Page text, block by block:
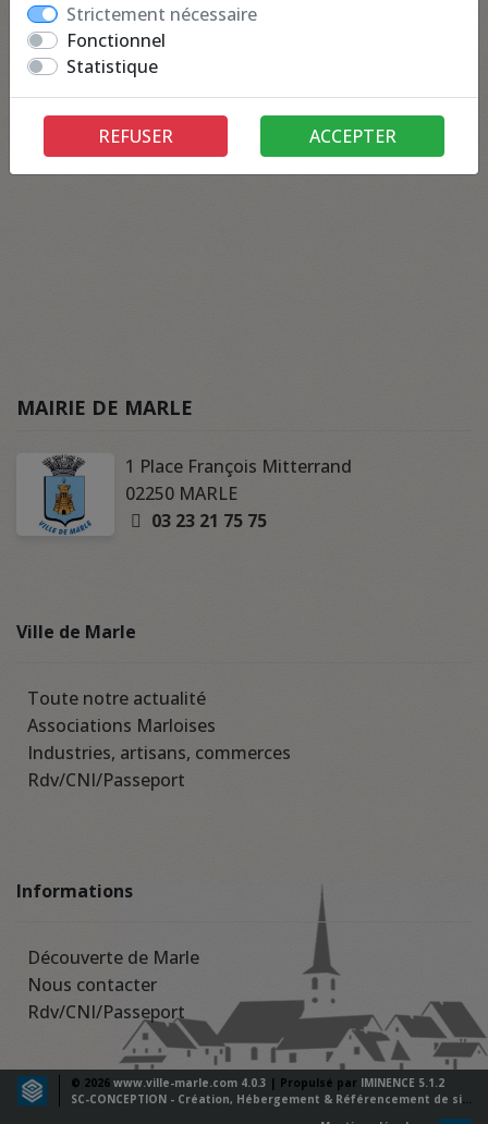
Strictement nécessaire
Fonctionnel
Statistique
REFUSER ACCEPTER
MAIRIE DE MARLE
1 Place François Mitterrand
02250 MARLE
03 23 21 75 75
Ville de Marle
Toute notre actualité
Associations Marloises
Industries, artisans, commerces
Rdv/CNI/Passeport
Informations
Découverte de Marle
Nous contacter
Rdv/CNI/Passeport
© 2026 www.ville-marle.com 4.0.3 | Propulsé par IMINENCE 5.1.2
SC-CONCEPTION - Création, Hébergement & Référencement de sites web